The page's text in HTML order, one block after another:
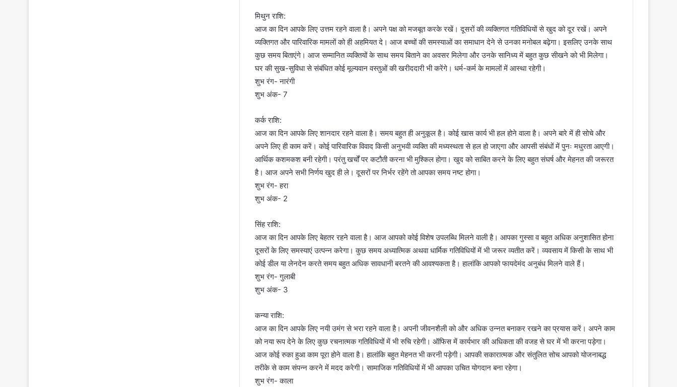
मिथुन राशि:
आज का दिन आपके लिए उत्तम रहने वाला है। अपने पक्ष को मजबूत करके रखें। दूसरों की व्यक्तिगत गतिविधियों से खुद को दूर रखें। अपने
व्यक्तिगत और पारिवारिक मामलों को ही अहमियत दे। आज बच्चों की समस्याओं का समाधान देने से उनका मनोबल बढ़ेगा। इसलिए उनके साथ
कुछ समय बिताएंगे। आज सम्मानित व्यक्तियों के साथ समय बिताने का अवसर मिलेगा और उनके सानिध्य में बहुत कुछ सीखने को भी मिलेगा।
घर की सुख-सुविधा से संबंधित कोई मूल्यवान वस्तुओं की खरीददारी भी करेंगे। धर्म-कर्म के मामलों में आस्था रहेगी।
शुभ रंग- नारंगी
शुभ अंक- 7
कर्क राशि:
आज का दिन आपके लिए शानदार रहने वाला है। समय बहुत ही अनुकूल है। कोई खास कार्य भी हल होने वाला है। अपने बारे में ही सोचे और
अपने लिए ही काम करें। कोई पारिवारिक विवाद किसी अनुभवी व्यक्ति की मध्यस्थता से हल हो जाएगा और आपसी संबंधों में पुनः मधुरता आएगी।
आर्थिक कशमकश बनी रहेगी। परंतु खर्चों पर कटौती करना भी मुश्किल होगा। खुद को साबित करने के लिए बहुत संघर्ष और मेहनत की जरूरत
है। आज अपने सभी निर्णय खुद ही ले। दूसरों पर निर्भर रहेंगे तो आपका समय नष्ट होगा।
शुभ रंग- हरा
शुभ अंक- 2
सिंह राशि:
आज का दिन आपके लिए बेहतर रहने वाला है। आज आपको कोई विशेष उपलब्धि मिलने वाली है। आपका गुस्सा व बहुत अधिक अनुशासित होना
दूसरों के लिए समस्याएं उत्पन्न करेगा। कुछ समय अध्यात्मिक अथवा धार्मिक गतिविधियों में भी जरूर व्यतीत करें। व्यवसाय में किसी के साथ भी
कोई डील या लेनदेन करते समय बहुत अधिक सावधानी बरतने की आवश्यकता है। हालांकि आपको फायदेमंद अनुबंध मिलने वाले हैं।
शुभ रंग- गुलाबी
शुभ अंक- 3
कन्या राशि:
आज का दिन आपके लिए नयी उमंग से भरा रहने वाला है। अपनी जीवनशैली को और अधिक उन्नत बनाकर रखने का प्रयास करें। अपने काम
को नया रूप देने के लिए कुछ रचनात्मक गतिविधियों में भी रुचि रहेगी। ऑफिस में कार्यभार की अधिकता की वजह से घर में भी करना पड़ेगा।
आज कोई रुका हुआ काम पूरा होने वाला है। हालांकि बहुत मेहनत भी करनी पड़ेगी। आपकी सकारात्मक और संतुलित सोच आपको योजनाबद्ध
तरीके से काम संपन्न करने में मदद करेगी। सामाजिक गतिविधियों में भी आपका उचित योगदान बना रहेगा।
शुभ रंग- काला